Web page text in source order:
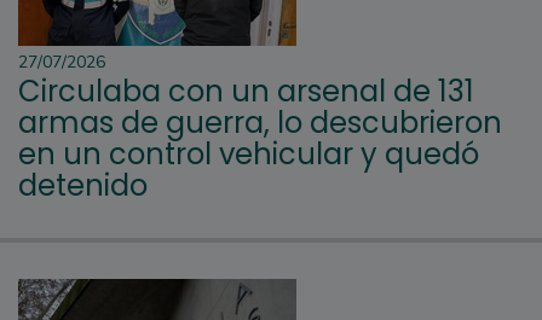
27/07/2026
Circulaba con un arsenal de 131
armas de guerra, lo descubrieron
en un control vehicular y quedó
detenido